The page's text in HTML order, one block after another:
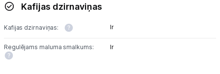
Kafijas dzirnaviņas
Kafijas dzirnaviņas: Ir
Regulējams maluma smalkums: Ir